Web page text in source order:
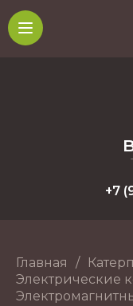
+7
Главная /
Электрические